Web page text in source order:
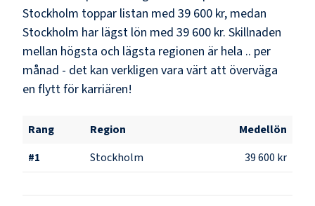
Stockholm toppar listan med 39 600 kr, medan
Stockholm har lägst lön med 39 600 kr. Skillnaden
mellan högsta och lägsta regionen är hela .. per
månad - det kan verkligen vara värt att överväga
en flytt för karriären!
Rang Region
Medellön
#1 Stockholm 39 600 kr